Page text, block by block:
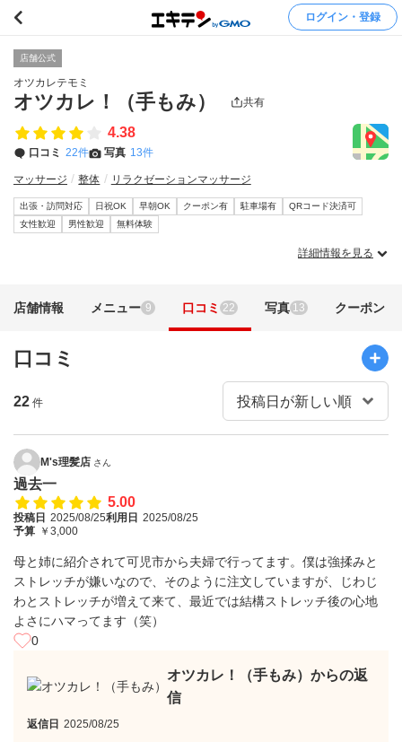
ログイン・登録
店舗公式
オツカレテモミ
オツカレ！（手もみ） 共有
4.38
口コミ 22件 写真 13件
マッサージ 整体 リラクゼーションマッサージ
出張・訪問対応 日祝OK 早朝OK クーポン有 駐車場有
QRコード決済可
女性歓迎
男性歓迎 無料体験
詳細情報を見る
店舗情報 メニュー 9 口コミ 22 写真 13 クーポン
口コミ
22 件
M's理髪店 さん
過去一
5.00
投稿日 2025/08/25利用日 2025/08/25
予算 ￥3,000
母と姉に紹介されて可児市から夫婦で行ってます。僕は強揉みと
ストレッチが嫌いなので、そのように注文していますが、じわじ
わとストレッチが増えて来て、最近では結構ストレッチ後の心地
よさにハマってます（笑）
0
オツカレ！（手もみ）からの返
信
返信日 2025/08/25